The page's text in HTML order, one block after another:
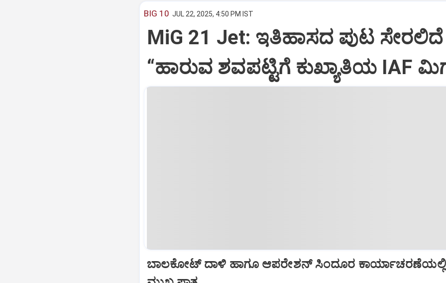
BIG 10 JUL 22, 2025, 4:50 PM IST
MiG 21 Jet: ಇತಿಹಾಸದ ಪುಟ ಸೇರಲಿದೆ
“ಹಾರುವ ಶವಪಟ್ಟಿಗೆ ಕುಖ್ಯಾತಿಯ IAF
ಬಾಲಕೋಟ್‌ ದಾಳಿ ಹಾಗೂ ಆಪರೇಶನ್‌ ಸಿಂದೂರ ಕಾರ್ಯಾಚರಣೆಯಲ್ಲಿ